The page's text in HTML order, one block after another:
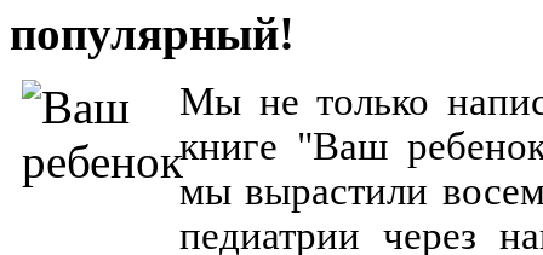
популярный!
Мы не только
книге "Ваш
мы вырастили
педиатрии через